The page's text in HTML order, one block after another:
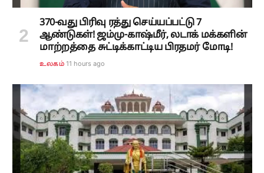
370-வது பிரிவு ரத்து செய்யப்பட்டு 7
ஆண்டுகள்! ஜம்மு-காஷ்மீர், லடாக் மக்களின்
மாற்றத்தை சுட்டிக்காட்டிய பிரதமர் மோடி!
உலகம் 11 hours ago